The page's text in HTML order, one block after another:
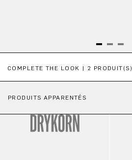
COMPLETE THE LOOK | 2 PRODUIT(S)
PRODUITS APPARENTÉS